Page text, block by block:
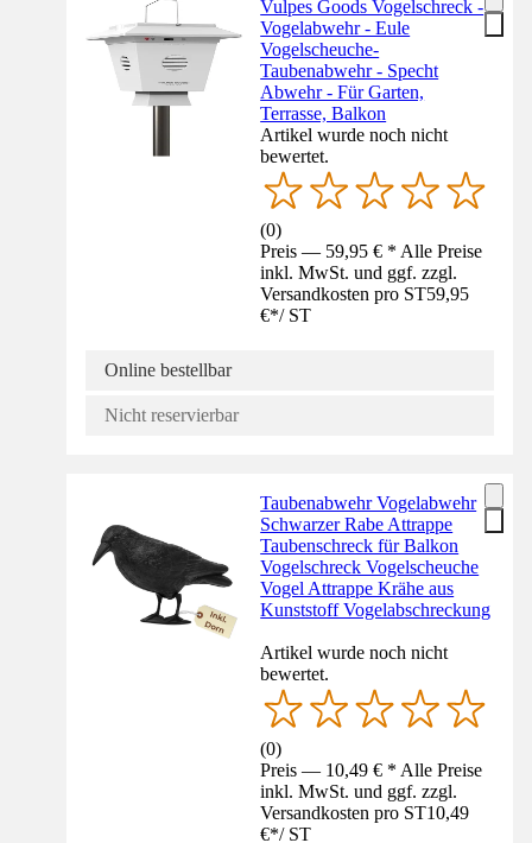
Vulpes Goods Vogelschreck -
Vogelabwehr - Eule
Vogelscheuche-
Taubenabwehr - Specht
Abwehr - Für Garten,
Terrasse, Balkon
Artikel wurde noch nicht
bewertet.
(0)
Preis — 59,95 € * Alle Preise
inkl. MwSt. und ggf. zzgl.
Versandkosten pro ST59,95
€*/ ST
Online bestellbar
Nicht reservierbar
Taubenabwehr Vogelabwehr
Schwarzer Rabe Attrappe
Taubenschreck für Balkon
Vogelschreck Vogelscheuche
Vogel Attrappe Krähe aus
Kunststoff Vogelabschreckung
Artikel wurde noch nicht
bewertet.
(0)
Preis — 10,49 € * Alle Preise
inkl. MwSt. und ggf. zzgl.
Versandkosten pro ST10,49
€*/ ST